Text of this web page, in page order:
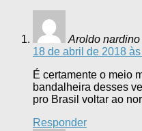
Aroldo nardino
18 de abril de 2018
É certamente o meio
bandalheira desses
pro Brasil voltar ao
Responder